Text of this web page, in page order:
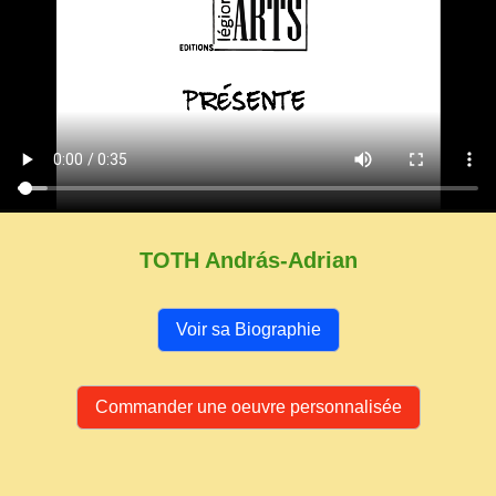
TOTH András-Adrian
Voir sa Biographie
Commander une oeuvre personnalisée